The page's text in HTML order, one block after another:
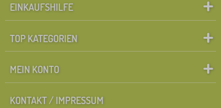
EINKAUFSHILFE
TOP KATEGORIEN
MEIN KONTO
KONTAKT / IMPRESSUM